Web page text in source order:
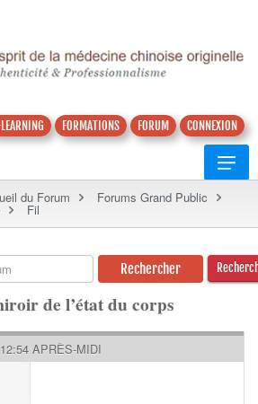
FORMATIONS FORUM CONNEXION
du Forum Forums Grand Public
Fil
de l’état du corps
APRÈS-MIDI